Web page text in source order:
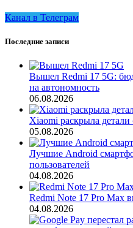
Канал в Телеграм
Последние записи
Вышел Redmi 17 5G:
на автономность
06.08.2026
Xiaomi раскрыла
05.08.2026
Лучшие Android
пользователей
04.08.2026
Redmi Note 17 Pro Max
04.08.2026